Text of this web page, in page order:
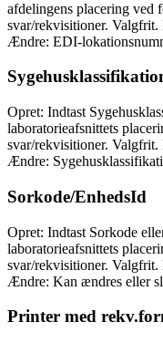
afdelingens placering ved
svar/rekvisitioner.
Ændre: EDI-
Opret: Indtast
laboratorieafsnittets
svar/rekvisitioner.
Ændre:
Sorkode/EnhedsId
Opret: Indtast Sorkode
laboratorieafsnittets
svar/rekvisitioner.
Ændre: Kan ændres eller
Printer med